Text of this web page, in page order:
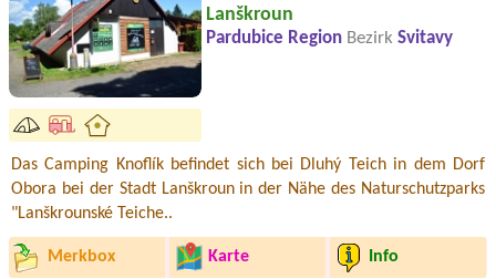
Lanškroun
Pardubice Region Bezirk Svitavy
Das Camping Knoflík befindet sich bei Dluhý Teich in dem Dorf
Obora bei der Stadt Lanškroun in der Nähe des Naturschutzparks
"Lanškrounské Teiche..
Merkbox Karte Info